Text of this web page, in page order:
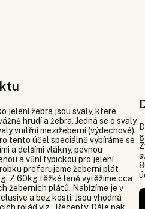
jelení žebra jsou svaly, které
hrudí a žebra. Jedná se o svaly
vnitřní mezižeberní (výdechové).
tento účel speciálně vybíráme se
a delšími vlákny, pevnou
a vůní typickou pro jelení
preferujeme žeberní plát
Z 60kg těžké laně vytěžíme cca
žeberních plátů. Nabízíme je v
a bez kosti. Jsou vhodná
rolád viz . Recepty. Dále pak